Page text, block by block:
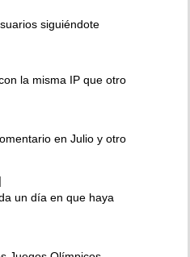
siguiéndote
la misma IP que otro
en Julio y otro
un día en que haya